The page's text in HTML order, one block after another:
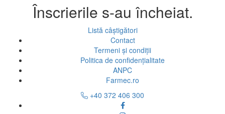
Înscrierile s-au încheiat.
Listă câștigători
Contact
Termeni și condiții
Politica de confidențialitate
ANPC
Farmec.ro
+40 372 406 300